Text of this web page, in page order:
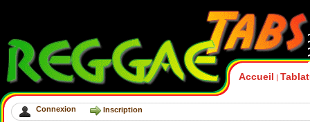
Accueil |
Connexion Inscription